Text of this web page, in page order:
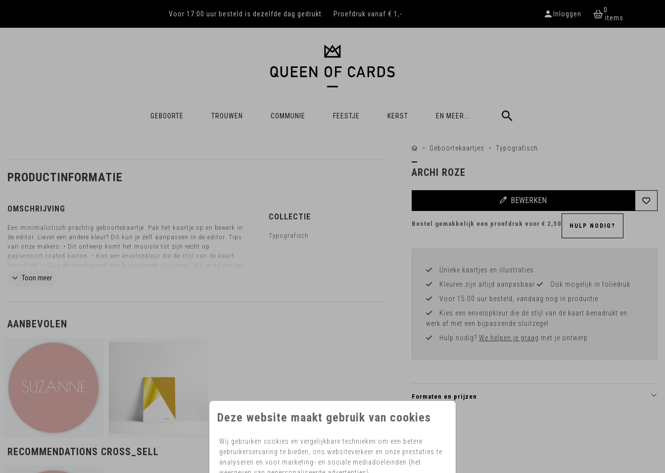
Voor 17:00 uur besteld is dezelfde dag gedrukt Proefdruk vanaf € 1,- Inloggen 0
GEBOORTE TROUWEN COMMUNIE FEESTJE KERST EN MEER...
Deze website maakt gebruik van cookies
Wij gebruiken cookies en vergelijkbare technieken om een betere
gebruikerservaring te bieden, ons websiteverkeer en onze prestaties te
analyseren en voor marketing- en sociale mediadoeleinden (het
PRODUCTINFORMATIE
OMSCHRIJVING
Een minimalistisch prachtig geboortekaartje. Pak het kaartje op en bewerk in
de editor. Liever een andere kleur? Dit kun je zelf aanpassen in de editor. Tips
van onze makers: • Dit ontwerp komt het mooiste tot zijn recht op
papiersoort coated karton. • Kies een envelopkleur die de stijl van de kaart
benadrukt. • Sluit de envelop met een bijpassende sluitzegel. Wil je dit design
in een ander formaat bestellen? Neem dan contact met ons op voor de
Toon meer
COLLECTIE
Typografisch
AANBEVOLEN
RECOMMENDATIONS CROSS_SELL
Geboortekaartjes Typografisch
ARCHI ROZE
BEWERKEN
Bestel gemakkelijk een proefdruk voor € 2,50 HULP NODIG?
Unieke kaartjes en illustraties
Kleuren zijn altijd aanpasbaar
Ook mogelijk in foliedruk
Voor 15.00 uur besteld, vandaag nog in productie
Kies een envelopkleur die de stijl van de kaart benadrukt en
werk af met een bijpassende sluitzegel
Hulp nodig? We helpen je graag met je ontwerp
Formaten en prijzen